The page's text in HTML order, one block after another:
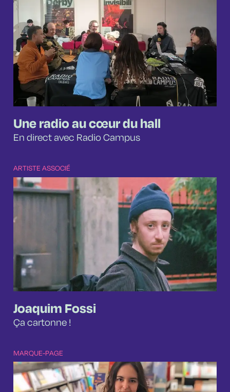
Une radio au cœur du hall
En direct avec Radio Campus
ARTISTE ASSOCIÉ
Joaquim Fossi
Ça cartonne !
MARQUE-PAGE